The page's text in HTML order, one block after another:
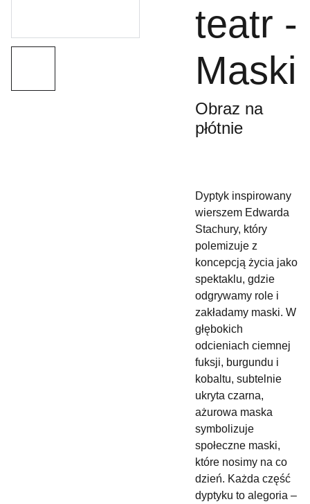
teatr -
Maski
Obraz na
płótnie
Dyptyk inspirowany
wierszem Edwarda
Stachury, który
polemizuje z
koncepcją życia jako
spektaklu, gdzie
odgrywamy role i
zakładamy maski. W
głębokich
odcieniach ciemnej
fuksji, burgundu i
kobaltu, subtelnie
ukryta czarna,
ażurowa maska
symbolizuje
społeczne maski,
które nosimy na co
dzień. Każda część
dyptyku to alegoria –